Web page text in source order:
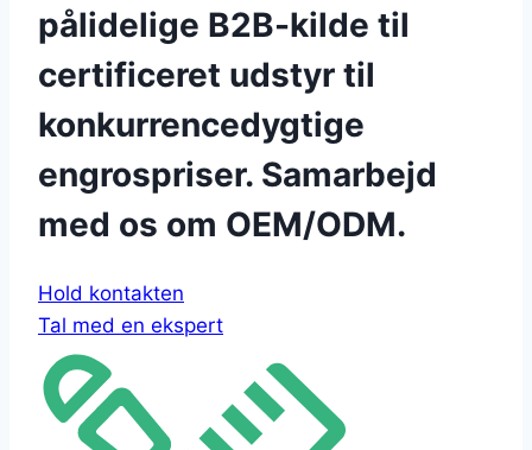
pålidelige B2B-kilde til
certificeret udstyr til
konkurrencedygtige
engrospriser. Samarbejd
med os om OEM/ODM.
Hold kontakten
Tal med en ekspert